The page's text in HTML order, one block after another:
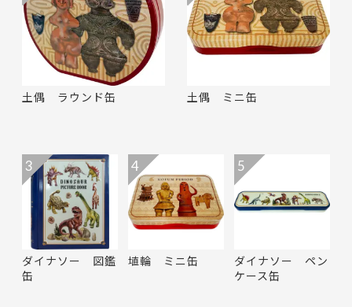
土偶 ラウンド缶 土偶 ミニ缶
ダイナソー 図鑑
缶
3
埴輪 ミニ缶
4
ダイナソー ペン
ケース缶
5